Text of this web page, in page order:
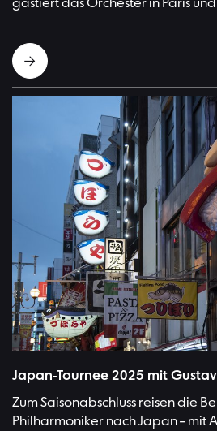
gastiert das Orchester in Paris
Japan-Tournee 2025 mit
Zum Saisonabschluss reisen die
Philharmoniker nach Japan – mit